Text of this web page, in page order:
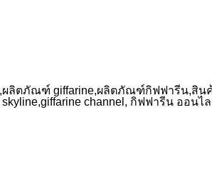
ลิตภัณฑ์ giffarine,ผลิตภัณฑ์กิฟฟารีน,สิน
skyline,giffarine channel, กิฟฟารีน ออน